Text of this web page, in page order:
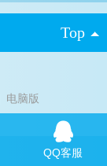
Top
电脑版
QQ客服